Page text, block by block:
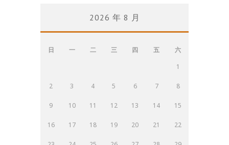
2026 年 8 月
日 一 二 三 四 五
六
1
2 3 4 5 6 7 8
9 10 11 12 13 14 15
16 17 18 19 20 21 22